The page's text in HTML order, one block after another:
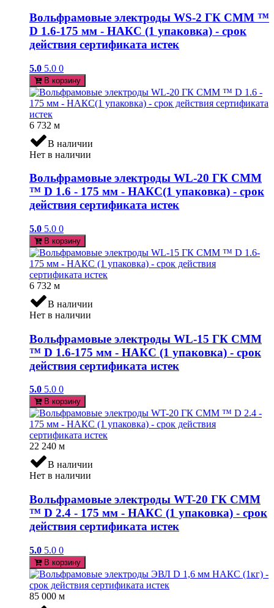
Вольфрамовые электроды WS-2 ГК СММ ™
D 1.6-175 мм - НАКС (1 упаковка) - срок
действия сертификата истек
5.0 5.0 0
В корзину
6 732 м
В наличии
Нет в наличии
Вольфрамовые электроды WL-20 ГК СММ
™ D 1.6 - 175 мм - НАКС(1 упаковка) - срок
действия сертификата истек
5.0 5.0 0
В корзину
6 732 м
В наличии
Нет в наличии
Вольфрамовые электроды WL-15 ГК СММ
™ D 1.6-175 мм - НАКС (1 упаковка) - срок
действия сертификата истек
5.0 5.0 0
В корзину
22 240 м
В наличии
Нет в наличии
Вольфрамовые электроды WT-20 ГК СММ
™ D 2.4 - 175 мм - НАКС (1 упаковка) - срок
действия сертификата истек
5.0 5.0 0
В корзину
85 000 м